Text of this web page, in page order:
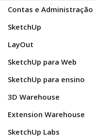
Contas e Administração
SketchUp
LayOut
SketchUp para Web
SketchUp para ensino
3D Warehouse
Extension Warehouse
SketchUp Labs